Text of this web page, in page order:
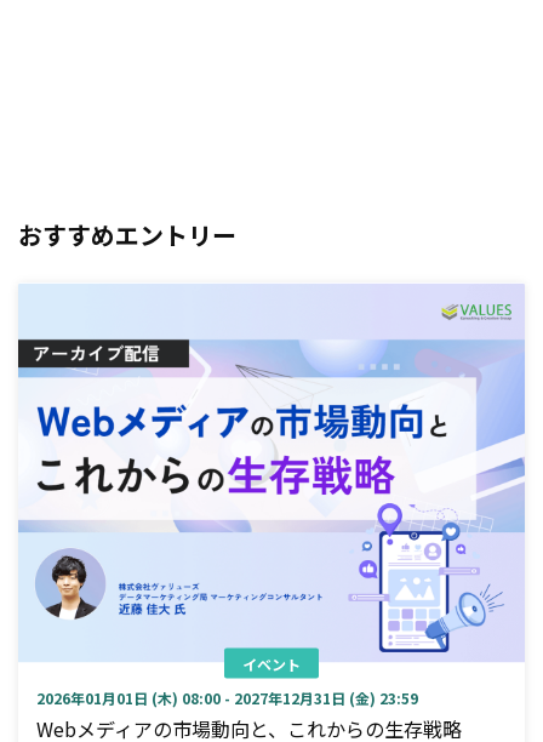
おすすめエントリー
イベント
2026年01月01日 (木) 08:00 - 2027年12月31日 (金) 23:59
Webメディアの市場動向と、これからの生存戦略